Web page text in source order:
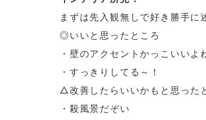
まずは先入観無しで好き勝手に
◎いいと思ったところ
・壁のアクセントかっこいいよ
・すっきりしてる～！
△改善したらいいかもと思った
・殺風景だぞい